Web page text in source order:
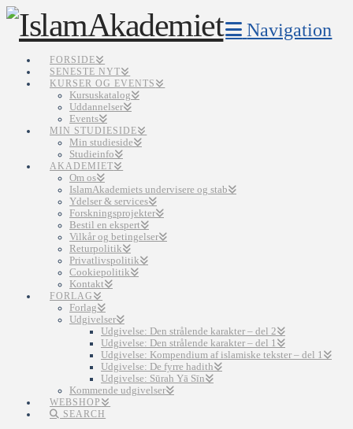
Navigation
FORSIDE
SENESTE NYT
KURSER OG EVENTS
Kursuskatalog
Uddannelser
Events
MIN STUDIESIDE
Min studieside
Studieinfo
AKADEMIET
Om os
IslamAkademiets undervisere og stab
Ydelser & services
Forskningsprojekter
Bestil en ekspert
Vilkår og betingelser
Returpolitik
Privatlivspolitik
Cookiepolitik
Kontakt
FORLAG
Forlag
Udgivelser
Udgivelse: Den strålende karakter – del 2
Udgivelse: Den strålende karakter – del 1
Udgivelse: Kompendium af islamiske tekster – del 1
Udgivelse: De fyrre hadith
Udgivelse: Sūrah Yā Sīn
Kommende udgivelser
WEBSHOP
SEARCH